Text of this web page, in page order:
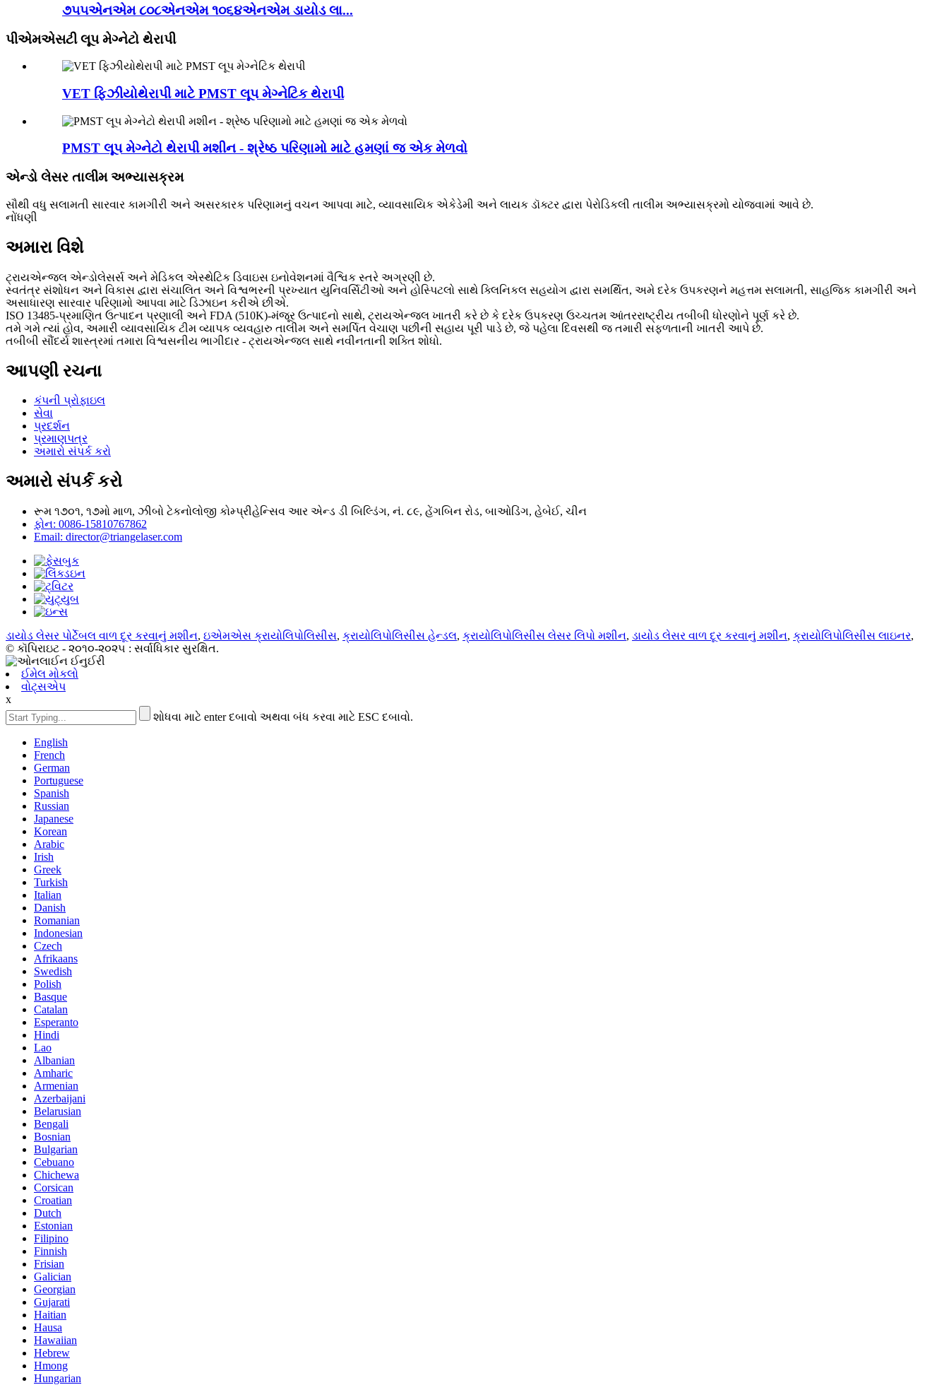
૭૫૫એનએમ ૮૦૮એનએમ ૧૦૬૪એનએમ ડાયોડ લા...
પીએમએસટી લૂપ મેગ્નેટો થેરાપી
VET ફિઝીયોથેરાપી માટે PMST લૂપ મેગ્નેટિક થેરાપી
PMST લૂપ મેગ્નેટો થેરાપી મશીન - શ્રેષ્ઠ પરિણામો માટે હમણાં જ એક મેળવો
એન્ડો લેસર તાલીમ અભ્યાસક્રમ
સૌથી વધુ સલામતી સારવાર કામગીરી અને અસરકારક પરિણામનું વચન આપવા માટે, વ્યાવસાયિક એકેડેમી અને લાયક ડૉક્ટર દ્વારા પેરોડિકલી તાલીમ અભ્યાસક્રમો યોજવામાં આવે છે.
નોંધણી
અમારા વિશે
ટ્રાયએન્જલ એન્ડોલેસર્સ અને મેડિકલ એસ્થેટિક ડિવાઇસ ઇનોવેશનમાં વૈશ્વિક સ્તરે અગ્રણી છે.
સ્વતંત્ર સંશોધન અને વિકાસ દ્વારા સંચાલિત અને વિશ્વભરની પ્રખ્યાત યુનિવર્સિટીઓ અને હોસ્પિટલો સાથે ક્લિનિકલ સહયોગ દ્વારા સમર્થિત, અમે દરેક ઉપકરણને મહત્તમ સલામતી, સાહજિક કામગીરી અને
અસાધારણ સારવાર પરિણામો આપવા માટે ડિઝાઇન કરીએ છીએ.
ISO 13485-પ્રમાણિત ઉત્પાદન પ્રણાલી અને FDA (510K)-મંજૂર ઉત્પાદનો સાથે, ટ્રાયએન્જલ ખાતરી કરે છે કે દરેક ઉપકરણ ઉચ્ચતમ આંતરરાષ્ટ્રીય તબીબી ધોરણોને પૂર્ણ કરે છે.
તમે ગમે ત્યાં હોવ, અમારી વ્યાવસાયિક ટીમ વ્યાપક વ્યવહારુ તાલીમ અને સમર્પિત વેચાણ પછીની સહાય પૂરી પાડે છે, જે પહેલા દિવસથી જ તમારી સફળતાની ખાતરી આપે છે.
તબીબી સૌંદર્ય શાસ્ત્રમાં તમારા વિશ્વસનીય ભાગીદાર - ટ્રાયએન્જલ સાથે નવીનતાની શક્તિ શોધો.
આપણી રચના
કંપની પ્રોફાઇલ
સેવા
પ્રદર્શન
પ્રમાણપત્ર
અમારો સંપર્ક કરો
અમારો સંપર્ક કરો
રૂમ ૧૭૦૧, ૧૭મો માળ, ઝીબો ટેકનોલોજી કોમ્પ્રીહેન્સિવ આર એન્ડ ડી બિલ્ડિંગ, નં. ૮૯, હેંગબિન રોડ, બાઓડિંગ, હેબેઈ, ચીન
ફોન: 0086-15810767862
Email: director@triangelaser.com
ડાયોડ લેસર પોર્ટેબલ વાળ દૂર કરવાનું મશીન, ઇએમએસ ક્રાયોલિપોલિસીસ, ક્રાયોલિપોલિસીસ હેન્ડલ, ક્રાયોલિપોલિસીસ લેસર લિપો મશીન, ડાયોડ લેસર વાળ દૂર કરવાનું મશીન, ક્રાયોલિપોલિસીસ લાઇનર,
© કૉપિરાઇટ - ૨૦૧૦-૨૦૨૫ : સર્વાધિકાર સુરક્ષિત.
ઈમેલ મોકલો
વોટ્સએપ
x
શોધવા માટે enter દબાવો અથવા બંધ કરવા માટે ESC દબાવો.
English
French
German
Portuguese
Spanish
Russian
Japanese
Korean
Arabic
Irish
Greek
Turkish
Italian
Danish
Romanian
Indonesian
Czech
Afrikaans
Swedish
Polish
Basque
Catalan
Esperanto
Hindi
Lao
Albanian
Amharic
Armenian
Azerbaijani
Belarusian
Bengali
Bosnian
Bulgarian
Cebuano
Chichewa
Corsican
Croatian
Dutch
Estonian
Filipino
Finnish
Frisian
Galician
Georgian
Gujarati
Haitian
Hausa
Hawaiian
Hebrew
Hmong
Hungarian